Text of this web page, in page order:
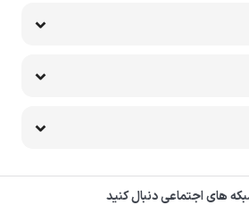
های اجتماعی دنبال کنید